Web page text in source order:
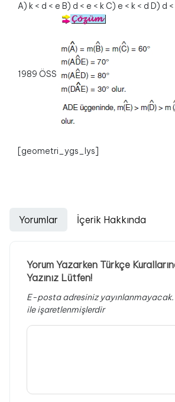
A) k < d < e B) d < e < k C) e < k < d D) d
1989 ÖSS
[geometri_ygs_lys]
Yorumlar İçerik Hakkında
Yorum Yazarken Türkçe
Yazınız Lütfen!
E-posta adresiniz yayınlanmayacak.
ile işaretlenmişlerdir